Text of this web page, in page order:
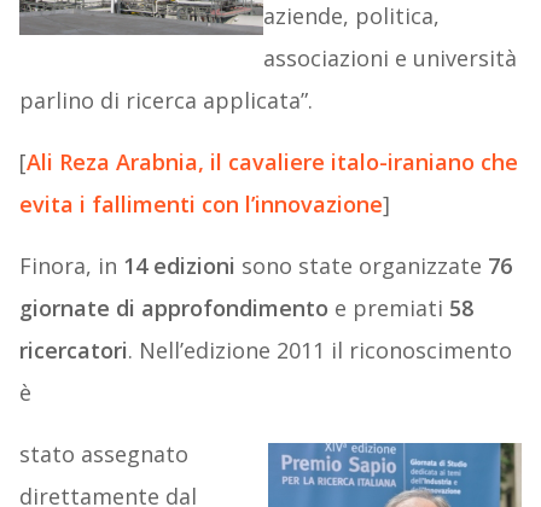
aziende, politica,
associazioni e università
parlino di ricerca applicata”.
[Ali Reza Arabnia, il cavaliere italo-iraniano che
evita i fallimenti con l’innovazione]
Finora, in 14 edizioni sono state organizzate 76
giornate di approfondimento e premiati 58
ricercatori. Nell’edizione 2011 il riconoscimento
è
stato assegnato
direttamente dal